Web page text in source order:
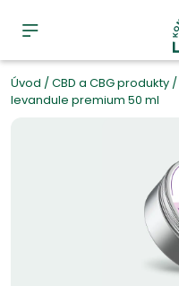
Úvod /CBD a CBG produkty /
levandule premium 50 ml